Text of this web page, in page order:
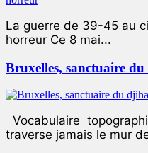
La guerre de 39-45 au
horreur Ce 8 mai...
Bruxelles, sanctuaire
Vocabulaire
traverse jamais le mur